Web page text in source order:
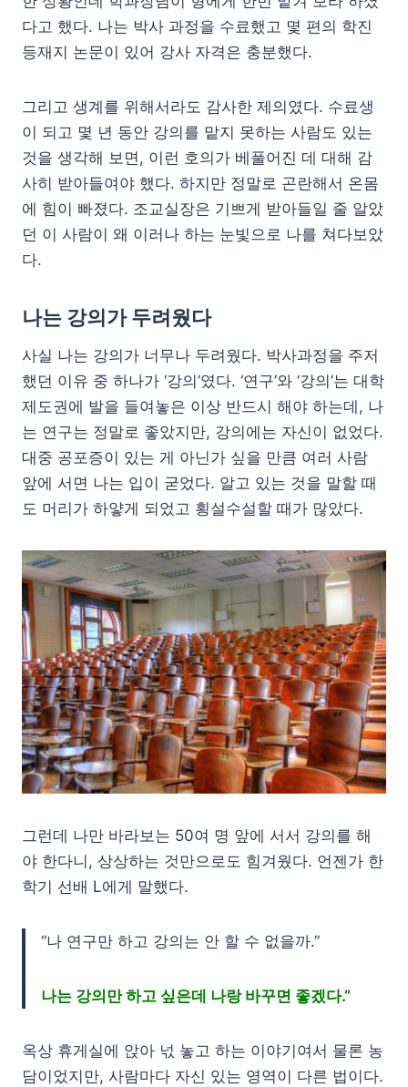
다고 했다. 나는 박사 과정을 수료했고 몇 편의 학진
등재지 논문이 있어 강사 자격은 충분했다.
그리고 생계를 위해서라도 감사한 제의였다. 수료생
이 되고 몇 년 동안 강의를 맡지 못하는 사람도 있는
것을 생각해 보면, 이런 호의가 베풀어진 데 대해 감
사히 받아들여야 했다. 하지만 정말로 곤란해서 온몸
에 힘이 빠졌다. 조교실장은 기쁘게 받아들일 줄 알았
던 이 사람이 왜 이러나 하는 눈빛으로 나를 쳐다보았
다.
나는 강의가 두려웠다
사실 나는 강의가 너무나 두려웠다. 박사과정을 주저
했던 이유 중 하나가 ‘강의’였다. ‘연구’와 ‘강의’는 대학
제도권에 발을 들여놓은 이상 반드시 해야 하는데, 나
는 연구는 정말로 좋았지만, 강의에는 자신이 없었다.
대중 공포증이 있는 게 아닌가 싶을 만큼 여러 사람
앞에 서면 나는 입이 굳었다. 알고 있는 것을 말할 때
도 머리가 하얗게 되었고 횡설수설할 때가 많았다.
그런데 나만 바라보는 50여 명 앞에 서서 강의를 해
야 한다니, 상상하는 것만으로도 힘겨웠다. 언젠가 한
학기 선배 L에게 말했다.
“나 연구만 하고 강의는 안 할 수 없을까.”
나는 강의만 하고 싶은데 나랑 바꾸면 좋겠다.”
옥상 휴게실에 앉아 넋 놓고 하는 이야기여서 물론 농
담이었지만, 사람마다 자신 있는 영역이 다른 법이다.